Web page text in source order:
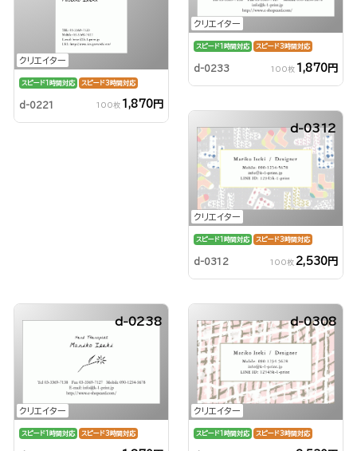
クリエイター
スピード1時間対応 スピード3時間対応
d-0221 100枚 1,870円
クリエイター
スピード1時間対応 スピード3時間対応
d-0233 100枚 1,870円
クリエイター
d-0312
スピード1時間対応 スピード3時間対応
d-0312 100枚 2,530円
クリエイター
d-0238
スピード1時間対応 スピード3時間対応
クリエイター
d-0308
スピード1時間対応 スピード3時間対応